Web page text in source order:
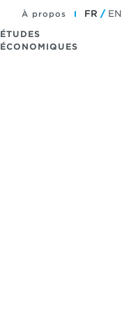
ÉTUDES
ÉCONOMIQUES
À propos FR EN